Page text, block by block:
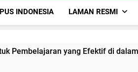
INDONESIA LAMAN RESMI
yang Efektif di dalam